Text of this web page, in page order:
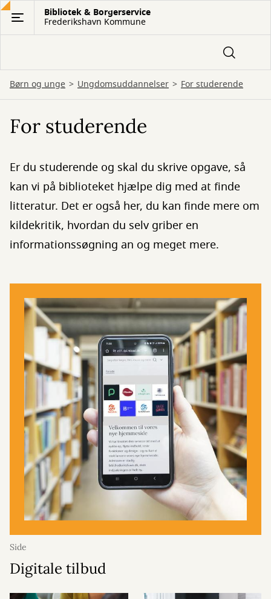
Gå
hovedindhold
Bibliotek & Borgerservice
Frederikshavn Kommune
Børn og unge Ungdomsuddannelser For studerende
For studerende
Er du studerende og skal du skrive opgave, så
kan vi på biblioteket hjælpe dig med at finde
litteratur. Det er også her, du kan finde mere om
kildekritik, hvordan du selv griber en
informationssøgning an og meget mere.
Side
Digitale tilbud